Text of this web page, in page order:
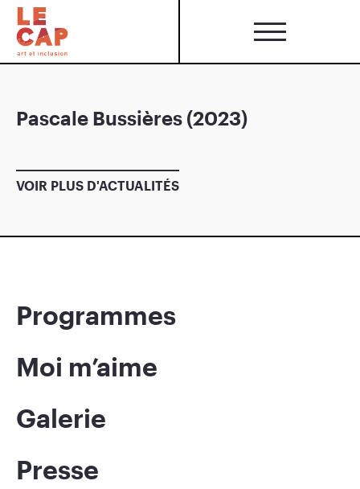
Pascale Bussières (2023)
VOIR PLUS D'ACTUALITÉS
Programmes
Moi m’aime
Galerie
Presse